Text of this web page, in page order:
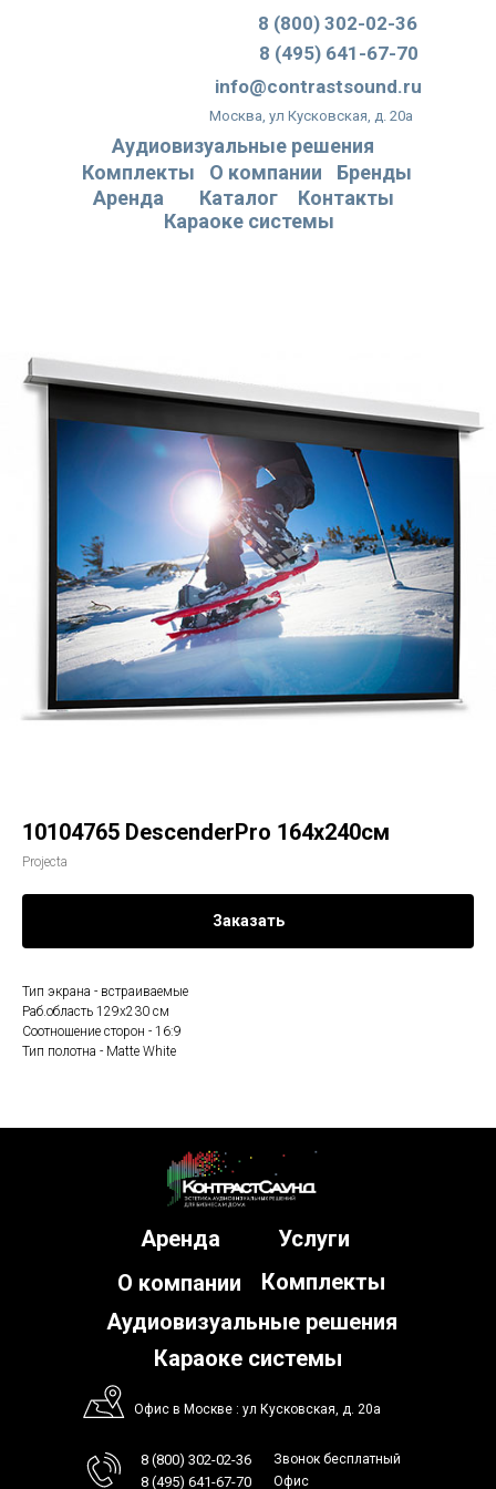
Каталог
Комплекты Бренды
О компании
Контакты
Москва, ул Кусковская, д. 20а
info@contrastsound.ru
8 (495) 641-67-70
8 (800) 302-02-36
Аренда
Аудиовизуальные решения
Караоке системы
10104765 DescenderPro 164х240см
Projecta
Заказать
Тип экрана - встраиваемые
Раб.область 129х230 см
Соотношение сторон - 16:9
Тип полотна - Matte White
Комплекты
Услуги
Аудиовизуальные решения
Офис в Москве : ул Кусковская, д. 20а
8 (800) 302-02-36 Звонок бесплатный
8 (495) 641-67-70 Офис
О компании
Аренда
Караоке системы